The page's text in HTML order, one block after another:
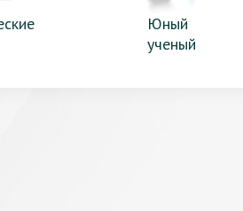
Юный
ученый